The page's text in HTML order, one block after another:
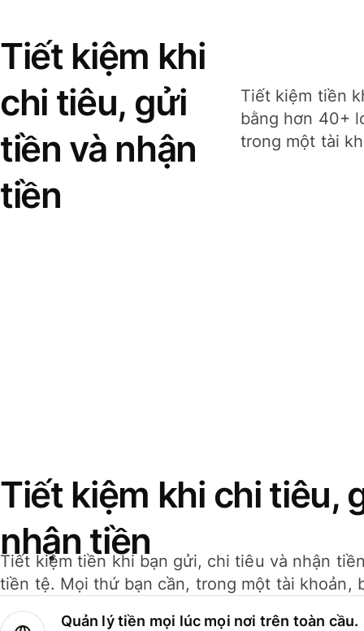
Tiết kiệm khi
chi tiêu, gửi
tiền và nhận
tiền
Tiết kiệm tiền
bằng hơn 40+
trong một tài
Tiết kiệm khi chi tiêu,
nhận tiền
Tiết kiệm tiền khi bạn gửi, chi tiêu và nhận
tiền tệ. Mọi thứ bạn cần, trong một tài khoản,
Quản lý tiền mọi lúc mọi nơi trên toàn cầu.